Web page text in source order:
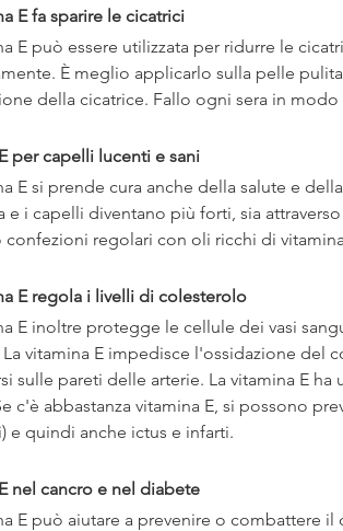
E fa sparire le cicatrici
E può essere utilizzata per ridurre le
È meglio applicarlo sulla pelle
della cicatrice. Fallo ogni sera in
per capelli lucenti e sani
E si prende cura anche della salute e
e i capelli diventano più forti, sia
confezioni regolari con oli ricchi di
E regola i livelli di colesterolo
E inoltre protegge le cellule dei vasi
La vitamina E impedisce l'ossidazione del
sulle pareti delle arterie. La vitamina E
c'è abbastanza vitamina E, si possono
e quindi anche ictus e infarti.
nel cancro e nel diabete
E può aiutare a prevenire o combattere